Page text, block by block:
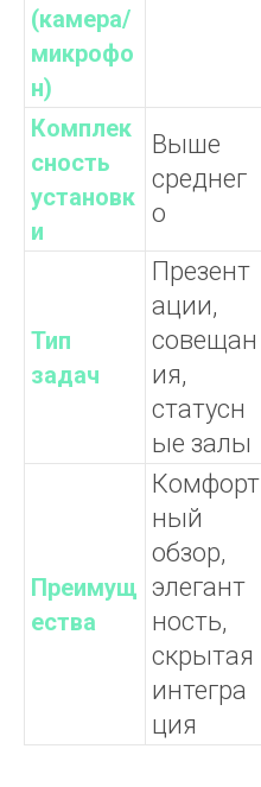
(камера/
микрофо
н)
Комплек
сность
установк
и
Выше
среднег
о
Тип
задач
Презент
ации,
совещан
ия,
статусн
ые залы
Преимущ
ества
Комфорт
ный
обзор,
элегант
ность,
скрытая
интегра
ция